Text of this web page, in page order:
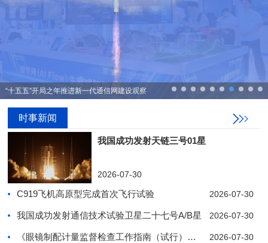
“十五五”开局之年推进新一代通信网建设观察
时事新闻
我国成功发射天链三号01星
2026-07-30
C919飞机高原型完成首次飞行试验 2026-07-30
我国成功发射通信技术试验卫星二十七号A/B星 2026-07-30
《眼镜制配计量监督检查工作指南（试行）》发布 2026-07-30